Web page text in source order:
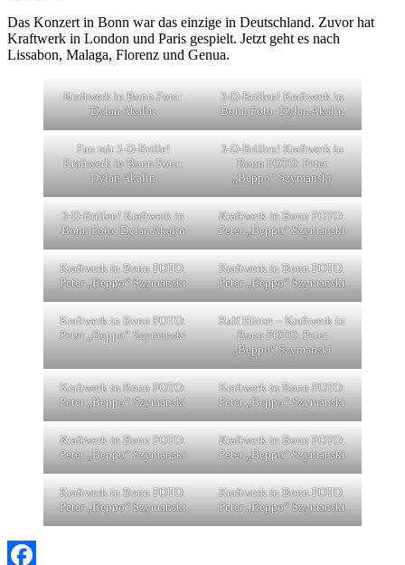
Das Konzert in Bonn war das einzige in Deutschland. Zuvor hat
Kraftwerk in London und Paris gespielt. Jetzt geht es nach
Lissabon, Malaga, Florenz und Genua.
Kraftwerk in Bonn Foto:
Dylan Akalin
3-D-Brillen! Kraftwerk in
Bonn Foto: Dylan Akalin
Fan mit 3-D-Brille!
Kraftwerk in Bonn Foto:
Dylan Akalin
3-D-Brillen! Kraftwerk in
Bonn FOTO: Peter
„Beppo“ Szymanski
3-D-Brillen! Kraftwerk in
Bonn Foto: Dylan Akalin
Kraftwerk in Bonn FOTO:
Peter „Beppo“ Szymanski
Kraftwerk in Bonn FOTO:
Peter „Beppo“ Szymanski
Kraftwerk in Bonn FOTO:
Peter „Beppo“ Szymanski
Kraftwerk in Bonn FOTO:
Peter „Beppo“ Szymanski
Ralf Hütter – Kraftwerk in
Bonn FOTO: Peter
„Beppo“ Szymanski
Kraftwerk in Bonn FOTO:
Peter „Beppo“ Szymanski
Kraftwerk in Bonn FOTO:
Peter „Beppo“ Szymanski
Kraftwerk in Bonn FOTO:
Peter „Beppo“ Szymanski
Kraftwerk in Bonn FOTO:
Peter „Beppo“ Szymanski
Kraftwerk in Bonn FOTO:
Peter „Beppo“ Szymanski
Kraftwerk in Bonn FOTO:
Peter „Beppo“ Szymanski